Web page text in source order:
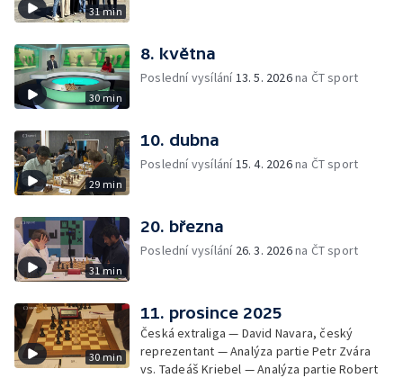
31 min
30 min
8. května
Poslední vysílání13. 5. 2026na ČT sport
29 min
10. dubna
Poslední vysílání15. 4. 2026na ČT sport
31 min
20. března
Poslední vysílání 26. 3. 2026na ČT sport
30 min
11. prosince 2025
Česká extraliga — David Navara, český
reprezentant — Analýza partie Petr Zvára
vs. Tadeáš Kriebel — Analýza partie Robert